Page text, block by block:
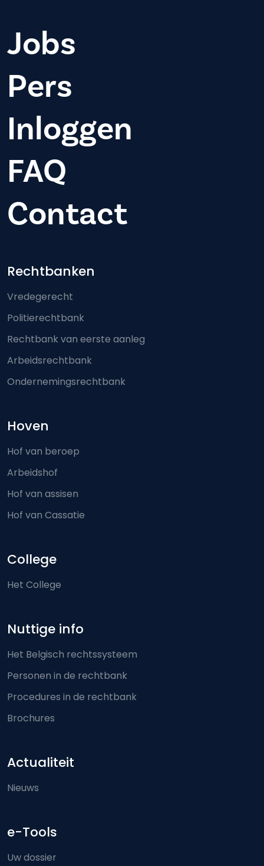
Jobs
Pers
Inloggen
FAQ
Contact
Footer-menu
Rechtbanken
Vredegerecht
Politierechtbank
Rechtbank van eerste aanleg
Arbeidsrechtbank
Ondernemingsrechtbank
Hoven
Hof van beroep
Arbeidshof
Hof van assisen
Hof van Cassatie
College
Het College
Nuttige info
Het Belgisch rechtssysteem
Personen in de rechtbank
Procedures in de rechtbank
Brochures
Actualiteit
Nieuws
e-Tools
Uw dossier